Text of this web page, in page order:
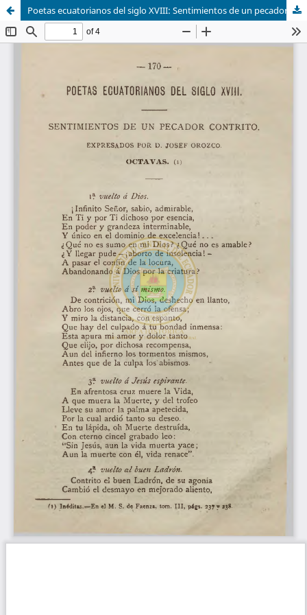
Poetas ecuatorianos del siglo XVIII: Sentimientos de un pecador contrito